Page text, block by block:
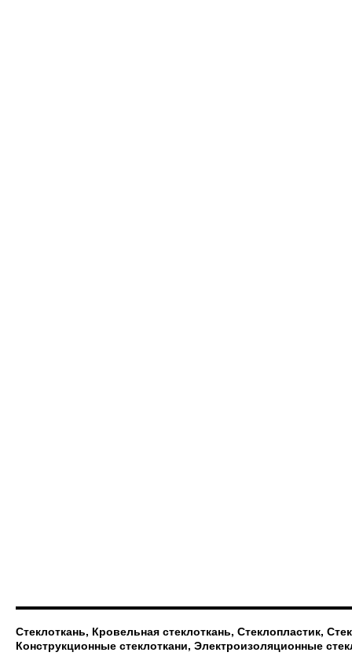
Стеклоткань, Кровельная стеклоткань, Стеклопластик,
Конструкционные стеклоткани, Электроизоляционные